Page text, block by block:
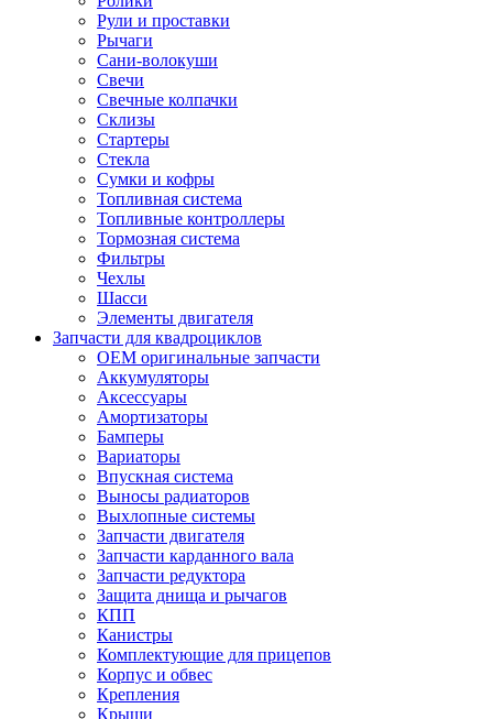
Рули и проставки
Рычаги
Сани-волокуши
Свечи
Свечные колпачки
Склизы
Стартеры
Стекла
Сумки и кофры
Топливная система
Топливные контроллеры
Тормозная система
Фильтры
Чехлы
Шасси
Элементы двигателя
Запчасти для квадроциклов
OEM оригинальные запчасти
Аккумуляторы
Аксессуары
Амортизаторы
Бамперы
Вариаторы
Впускная система
Выносы радиаторов
Выхлопные системы
Запчасти двигателя
Запчасти карданного вала
Запчасти редуктора
Защита днища и рычагов
КПП
Канистры
Комплектующие для прицепов
Корпус и обвес
Крепления
Крыши